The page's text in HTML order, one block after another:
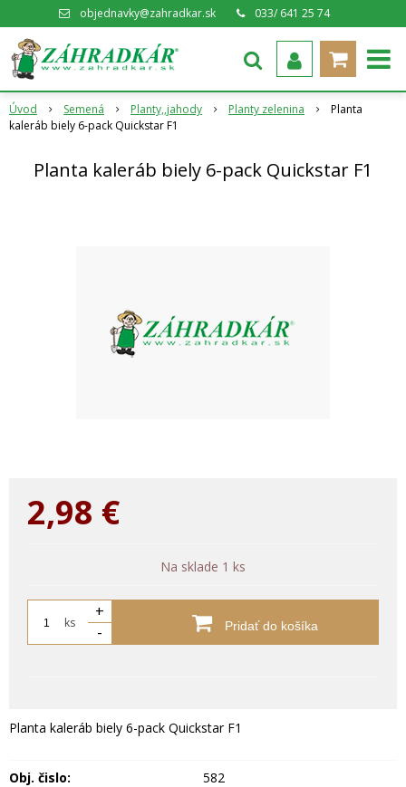
objednavky@zahradkar.sk 033/ 641 25 74
Úvod Semená Planty,,jahody Planty zelenina
Planta
kaleráb biely 6-pack Quickstar F1
Planta kaleráb biely 6-pack Quickstar F1
2,98 €
Na sklade 1 ks
ks
+
-
Pridať do košíka
Planta kaleráb biely 6-pack Quickstar F1
Obj. čislo:
582